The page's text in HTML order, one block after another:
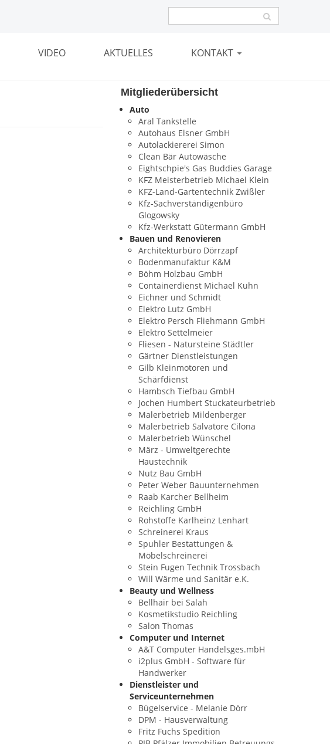
VIDEO AKTUELLES KONTAKT
Mitgliederübersicht
Auto
Aral Tankstelle
Autohaus Elsner GmbH
Autolackiererei Simon
Clean Bär Autowäsche
Eightschpie's Gas Buddies Garage
KFZ Meisterbetrieb Michael Klein
KFZ-Land-Gartentechnik Zwißler
Kfz-Sachverständigenbüro
Glogowsky
Kfz-Werkstatt Gütermann GmbH
Bauen und Renovieren
Architekturbüro Dörrzapf
Bodenmanufaktur K&M
Böhm Holzbau GmbH
Containerdienst Michael Kuhn
Eichner und Schmidt
Elektro Lutz GmbH
Elektro Persch Fliehmann GmbH
Elektro Settelmeier
Fliesen - Natursteine Städtler
Gärtner Dienstleistungen
Gilb Kleinmotoren und
Schärfdienst
Hambsch Tiefbau GmbH
Jochen Humbert Stuckateurbetrieb
Malerbetrieb Mildenberger
Malerbetrieb Salvatore Cilona
Malerbetrieb Wünschel
März - Umweltgerechte
Haustechnik
Nutz Bau GmbH
Peter Weber Bauunternehmen
Raab Karcher Bellheim
Reichling GmbH
Rohstoffe Karlheinz Lenhart
Schreinerei Kraus
Spuhler Bestattungen &
Möbelschreinerei
Stein Fugen Technik Trossbach
Will Wärme und Sanitär e.K.
Beauty und Wellness
Bellhair bei Salah
Kosmetikstudio Reichling
Salon Thomas
Computer und Internet
A&T Computer Handelsges.mbH
i2plus GmbH - Software für
Handwerker
Dienstleister und
Serviceunternehmen
Bügelservice - Melanie Dörr
DPM - Hausverwaltung
Fritz Fuchs Spedition